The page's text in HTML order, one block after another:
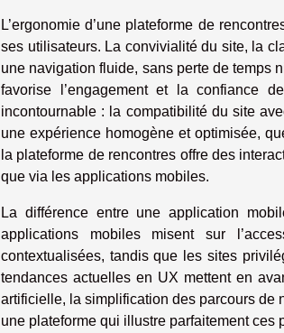
L’ergonomie d’une plateforme de
ses utilisateurs. La convivialité du site, la
une navigation fluide, sans perte de temps
favorise l’engagement et la confiance
incontournable : la compatibilité du site
une expérience homogène et optimisée,
la plateforme de rencontres offre des
que via les applications mobiles.
La différence entre une application
applications mobiles misent sur
contextualisées, tandis que les sites
tendances actuelles en UX mettent en
artificielle, la simplification des parcours de
une plateforme qui illustre parfaitement ces